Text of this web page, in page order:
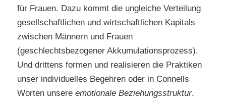
für Frauen. Dazu kommt die ungleiche Verteilung
gesellschaftlichen und wirtschaftlichen Kapitals
zwischen Männern und Frauen
(geschlechtsbezogener Akkumulationsprozess).
Und drittens formen und realisieren die Praktiken
unser individuelles Begehren oder in Connells
Worten unsere emotionale Beziehungsstruktur.